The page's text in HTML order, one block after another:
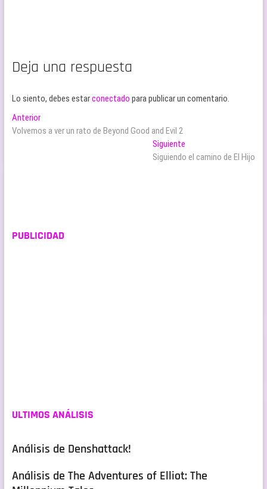
Deja una respuesta
Lo siento, debes estarconectado para publicar un comentario.
Navegación
de
AnteriorEntrada
anterior:
Volvemos a ver un rato de Beyond Good and Evil 2
Siguiente
siguiente:
Siguiendo el camino de El Hijo
PUBLICIDAD
ULTIMOS ANÁLISIS
Análisis de Denshattack!
Análisis de The Adventures of Elliot: The